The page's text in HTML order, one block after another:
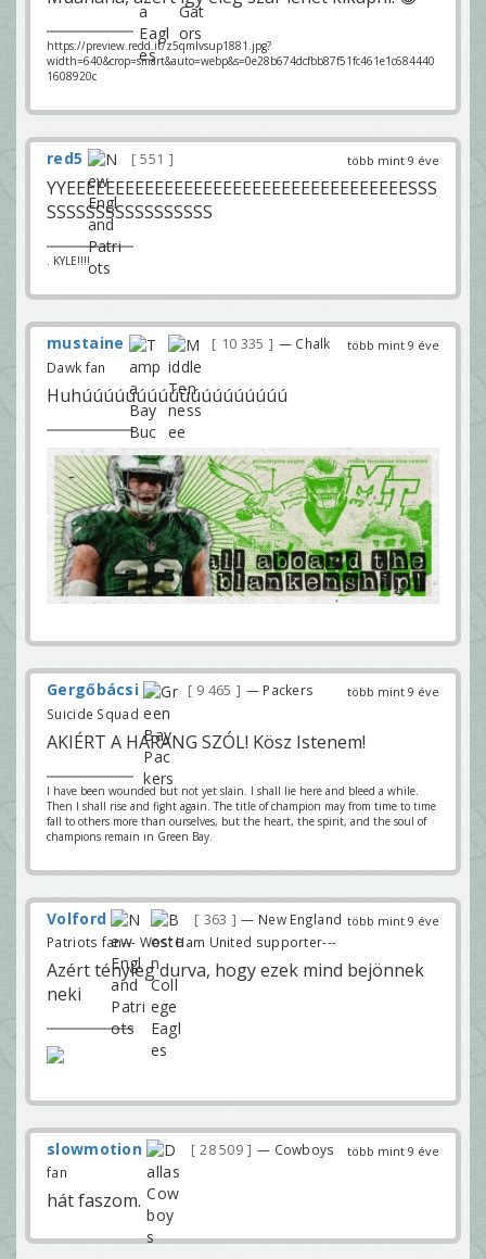
https://preview.redd.it/z5qmlvsup1881.jpg?
width=640&crop=smart&auto=webp&s=0e28b674dcfbb87f51fc461e1c684440
1608920c
több mint 9 éve
red5 551
YYEEEEEEEEEEEEEEEEEEEEEEEEEEEEEEEEEEESSS
SSSSSSSSSSSSSSSSS
. KYLE!!!!
több mint 9 éve
mustaine 10 335
— Chalk
Dawk fan
Huhúúúúúúúúúúúúúúúúúúú
több mint 9 éve
Gergőbácsi 9 465
— Packers
Suicide Squad
AKIÉRT A HARANG SZÓL! Kösz Istenem!
I have been wounded but not yet slain. I shall lie here and bleed a while.
Then I shall rise and fight again. The title of champion may from time to time
fall to others more than ourselves, but the heart, the spirit, and the soul of
champions remain in Green Bay.
több mint 9 éve
Volford 363
— New England
Patriots fan--- West Ham United supporter---
Azért tényleg durva, hogy ezek mind bejönnek
neki
több mint 9 éve
slowmotion 28 509
— Cowboys
fan
hát faszom.